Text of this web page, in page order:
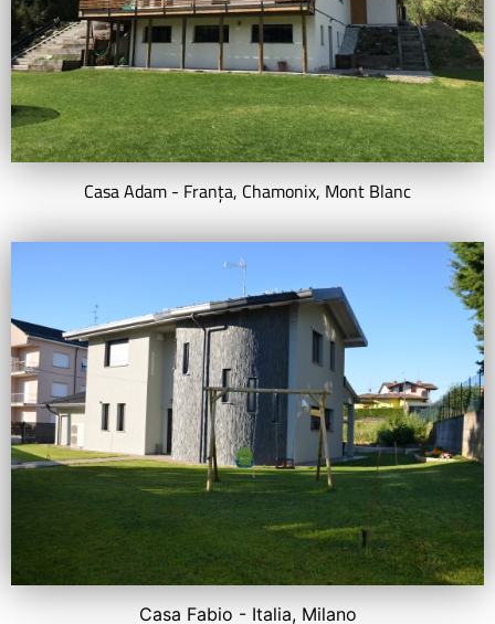
Casa Adam - Franța, Chamonix, Mont Blanc
Casa Fabio - Italia, Milano